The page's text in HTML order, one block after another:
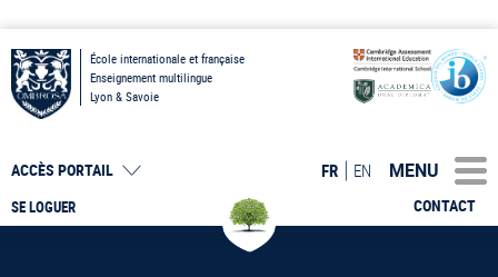
École internationale et française
Enseignement multilingue
Lyon & Savoie
SE LOGUER
ACCÈS PORTAIL
CONTACT
FR EN MENU